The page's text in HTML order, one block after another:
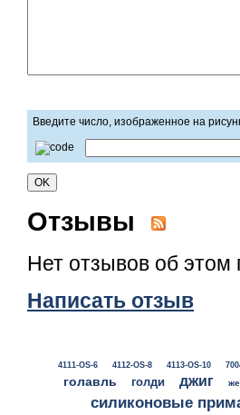
Введите число, изображенное на
Отзывы
Нет отзывов об этом
Написать отзыв
4111-OS-6 4112-OS-8 4113-OS-10
голавль голди джиг
силиконовые